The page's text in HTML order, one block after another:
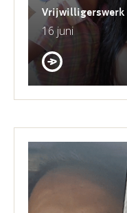
Vrijwilligerswerk
16 juni